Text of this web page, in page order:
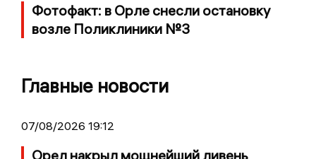
Фотофакт: в Орле снесли остановку
возле Поликлиники №3
Главные новости
07/08/2026 19:12
Орел накрыл мощнейший ливень